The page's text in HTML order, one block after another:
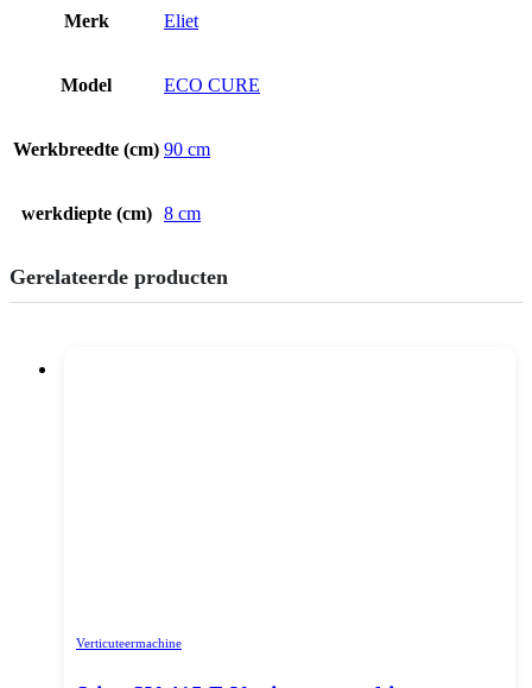
Merk Eliet
Model ECO CURE
Werkbreedte (cm) 90 cm
werkdiepte (cm) 8 cm
Gerelateerde producten
Verticuteermachine